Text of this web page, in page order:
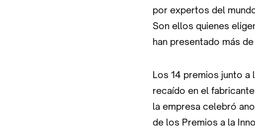
por expertos del
Son ellos quienes
han presentado más
Los 14 premios junto a
recaído en el
la empresa celebró
de los Premios a la